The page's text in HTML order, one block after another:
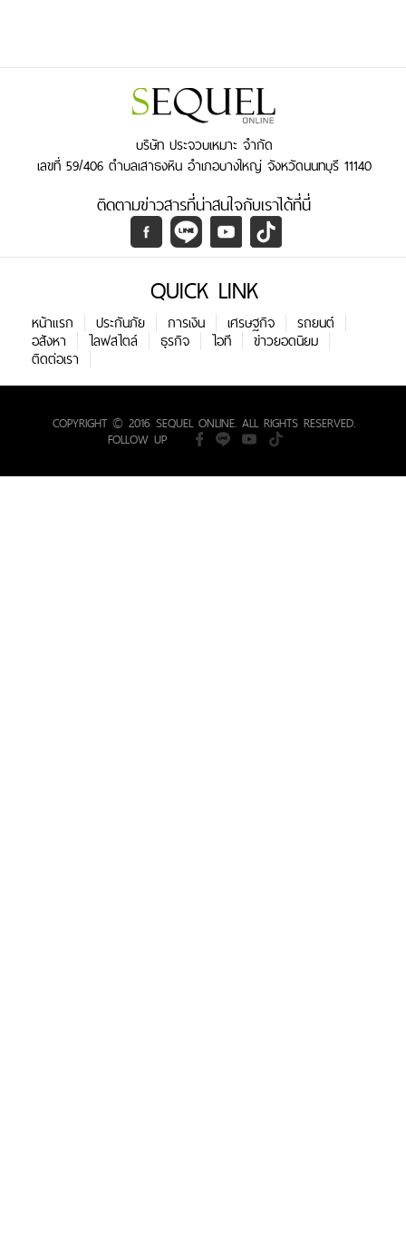
บริษัท ประจวบเหมาะ จำกัด
เลขที่ 59/406 ตำบลเสาธงหิน อำเภอบางใหญ่ จังหวัดนนทบุรี 11140
ติดตามข่าวสารที่น่าสนใจกับเราได้ที่นี่
QUICK LINK
หน้าแรก ประกันภัย การเงิน เศรษฐกิจ
รถยนต์
อสังหา
ไลฟสไตล์ ธุรกิจ ไอที
ข่าวยอดนิยม
ติดต่อเรา
COPYRIGHT © 2016 SEQUEL ONLINE. ALL RIGHTS RESERVED.
FOLLOW UP